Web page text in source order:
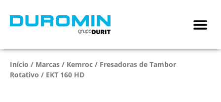
Início / Marcas / Kemroc / Fresadoras de Tambor
Rotativo / EKT 160 HD